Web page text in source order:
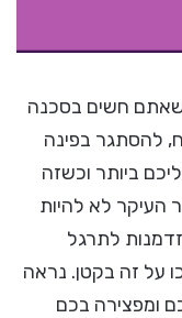
חשים בסכנה
להסתגר בפינה
ביותר וכשזה
העיקר לא להיות
לתרגל
על זה בקטן. נראה
ומפצירה בכם